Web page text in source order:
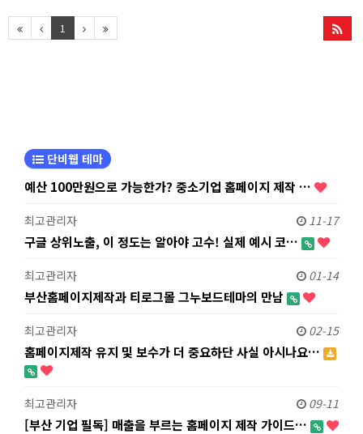
1
단비웹 테마
예산 100만원으로 가능한가? 중소기업 홈페이지 제작 …
최고관리자 11-17
구글 상위노출, 이 정도는 알아야 고수! 실제 예시 코…
최고관리자 01-14
부산홈페이지제작과 티로그몰 그누보드테마의 만남
최고관리자 02-15
홈페이지제작 유지 및 보수가 더 중요하단 사실 아시나요…
최고관리자 09-11
[부산 기업 필독] 매출을 부르는 홈페이지 제작 가이드…